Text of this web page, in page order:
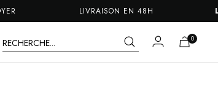
LIVRAISON EN 48H